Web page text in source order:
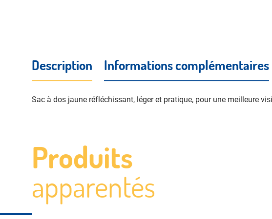
Description Informations complémentaires
Sac à dos jaune réfléchissant, léger et pratique, pour une meilleure
Produits
apparentés